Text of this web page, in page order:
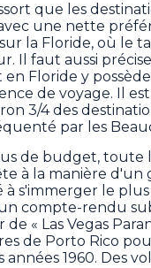
que les
une nette
la Floride, où le
Il faut aussi
Floride y
de voyage. Il
3/4 des
par les
de budget, toute
à la manière d'un
à s'immerger le
compte-rendu
de « Las Vegas
de Porto Rico
années 1960. Des